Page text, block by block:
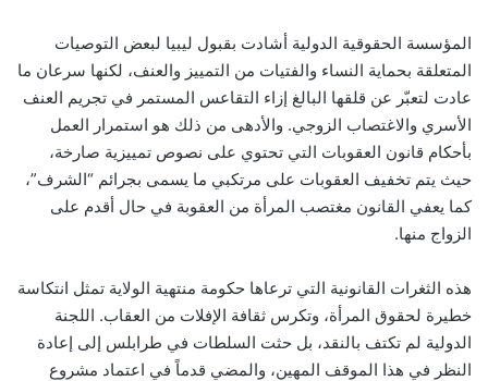
المؤسسة الحقوقية الدولية أشادت بقبول ليبيا لبعض التوصيات
المتعلقة بحماية النساء والفتيات من التمييز والعنف، لكنها سرعان ما
عادت لتعبّر عن قلقها البالغ إزاء التقاعس المستمر في تجريم العنف
الأسري والاغتصاب الزوجي. والأدهى من ذلك هو استمرار العمل
بأحكام قانون العقوبات التي تحتوي على نصوص تمييزية صارخة،
حيث يتم تخفيف العقوبات على مرتكبي ما يسمى بجرائم “الشرف”،
كما يعفي القانون مغتصب المرأة من العقوبة في حال أقدم على
الزواج منها.
هذه الثغرات القانونية التي ترعاها حكومة منتهية الولاية تمثل انتكاسة
خطيرة لحقوق المرأة، وتكرس ثقافة الإفلات من العقاب. اللجنة
الدولية لم تكتف بالنقد، بل حثت السلطات في طرابلس إلى إعادة
النظر في هذا الموقف المهين، والمضي قدماً في اعتماد مشروع